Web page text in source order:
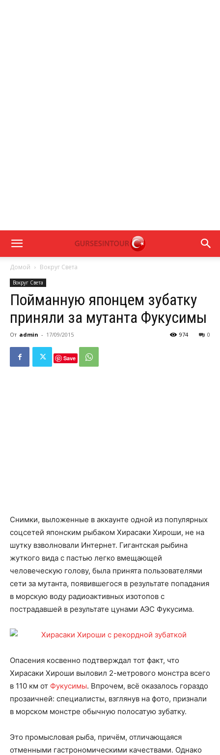
Домой Вокруг Света
Вокруг Света
Пойманную японцем зубатку
приняли за мутанта Фукусимы
От admin - 17/09/2015 0
974
Save
Снимки, выложенные в аккаунте одной из популярных
соцсетей японским рыбаком Хирасаки Хироши, не на
шутку взволновали Интернет. Гигантская рыбина
жуткого вида с пастью легко вмещающей
человеческую голову, была принята пользователями
сети за мутанта, появившегося в результате попадания
в морскую воду радиоактивных изотопов с
пострадавшей в результате цунами АЭС Фукусима.
Опасения косвенно подтверждал тот факт, что
Хирасаки Хироши выловил 2-метрового монстра всего
в 110 км от Фукусимы. Впрочем, всё оказалось гораздо
прозаичней: специалисты, взглянув на фото, признали
в морском монстре обычную полосатую зубатку.
Это промысловая рыба, причём, отличающаяся
отменными гастрономическими качествами. Однако